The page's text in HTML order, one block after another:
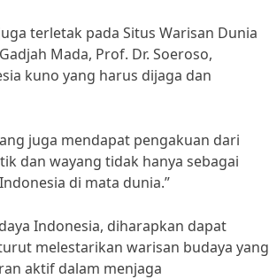
terletak pada Situs Warisan Dunia
Mada, Prof. Dr. Soeroso,
kuno yang harus dijaga dan
juga mendapat pengakuan dari
dan wayang tidak hanya sebagai
di mata dunia.”
Indonesia, diharapkan dapat
melestarikan warisan budaya yang
aktif dalam menjaga